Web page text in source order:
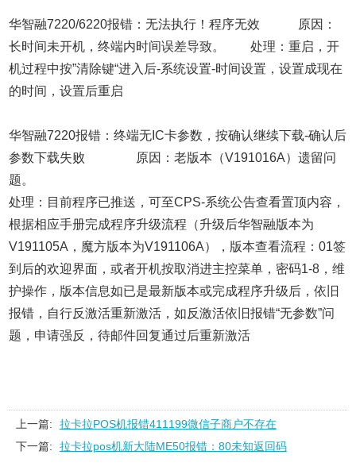
华智融7220/6220报错：无法执行！程序无效 原因：
长时间未开机，终端内时间误差导致。 处理：重启，开
机过程中按”清除键“进入后-系统设置-时间设置，设置成现在
的时间，设置后重启
华智融7220报错：终端无IC卡参数，按确认继续下载-确认后
参数下载失败 原因：老版本（V191016A）遗留问
题。
处理：目前程序已推送，可至CPS-系统公告查看置顶内容，
根据相应手册完成程序升级流程（升级后华智融版本为
V191105A，魔方版本为V191106A），版本查看流程：01签
到后的欢迎界面，或者开机按取消进主控菜单，密码1-8，维
护操作，版本信息如已是最新版本或完成程序升级后，依旧
报错，自行反激活重新激活，如反激活依旧报错“无参数”问
题，申请强反，待邮件回复通过后重新激活
上一篇:
拉卡拉POS机报错411199微信子商户不存在
下一篇:
拉卡拉pos机新大陆ME50报错：80未知返回码